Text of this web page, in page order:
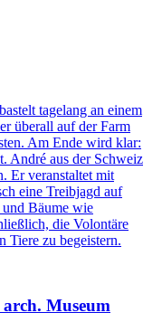
tagelang an einem
überall auf der Farm
Am Ende wird klar:
André aus der Schweiz
Er veranstaltet mit
eine Treibjagd auf
und Bäume wie
die Volontäre
Tiere zu begeistern.
Museum